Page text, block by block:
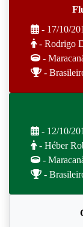
- 17/10/
- Rodrigo
-
-
- 12/10/
- Héber
-
-